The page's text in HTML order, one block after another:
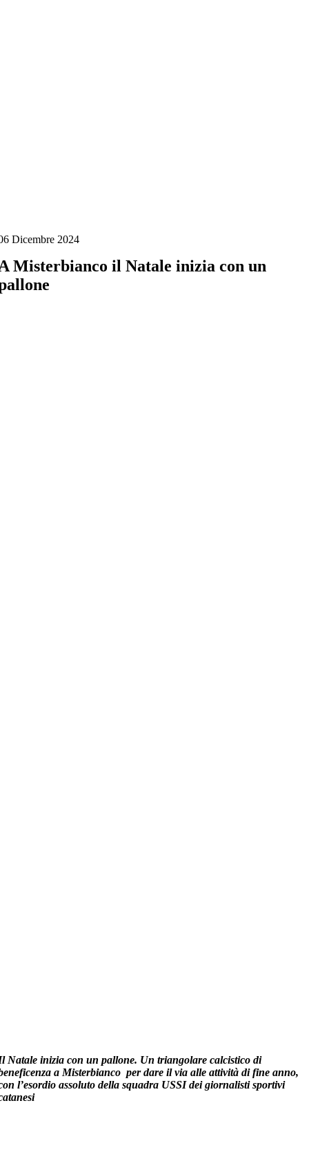
Dicembre 2024
Misterbianco il Natale inizia con un
Natale inizia con un pallone. Un triangolare calcistico di
a Misterbianco per dare il via alle attività di fine anno,
l’esordio assoluto della squadra USSI dei giornalisti sportivi